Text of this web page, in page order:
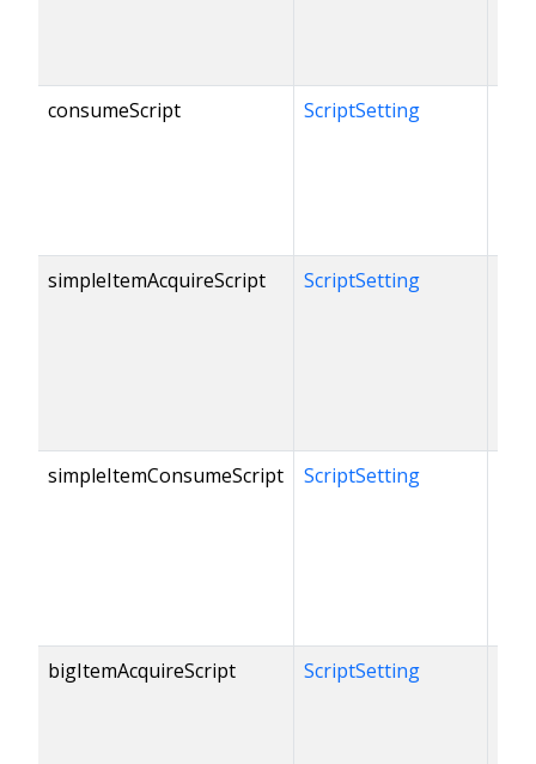
consumeScript ScriptSetting
simpleItemAcquireScript ScriptSetting
simpleItemConsumeScript ScriptSetting
bigItemAcquireScript ScriptSetting